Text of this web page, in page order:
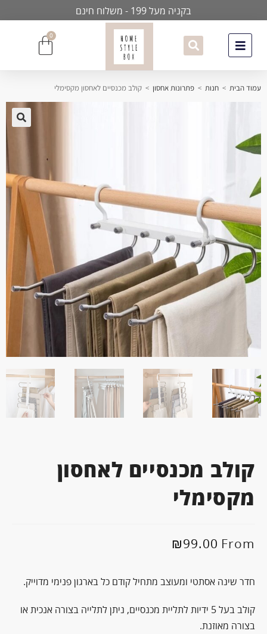
בקניה מעל 199 - משלוח חינם
0
עמוד הבית > חנות > פתרונות אחסון > קולב מכנסיים לאחסון מקסימלי
קולב מכנסיים לאחסון
מקסימלי
From
₪99.00
חדר שינה אסתטי ומעוצב מתחיל קודם כל בארגון פנימי מדוייק.
קולב בעל 5 ידיות לתליית מכנסיים, ניתן לתלייה בצורה אנכית או
בצורה מאוזנת.